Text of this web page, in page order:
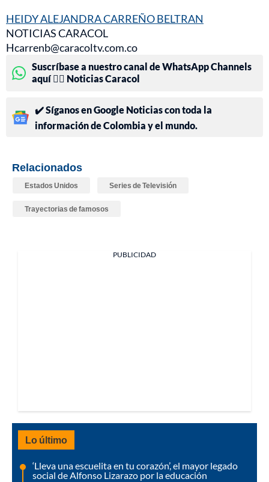
HEIDY ALEJANDRA CARREÑO BELTRAN
NOTICIAS CARACOL
Hcarrenb@caracoltv.com.co
Suscríbase a nuestro canal de WhatsApp Channels
aquí 👉🏻 Noticias Caracol
✔️ Síganos en Google Noticias con toda la
información de Colombia y el mundo.
Relacionados
Estados Unidos Series de Televisión
Trayectorias de famosos
PUBLICIDAD
Lo último
‘Lleva una escuelita en tu corazón’, el mayor legado
social de Alfonso Lizarazo por la educación